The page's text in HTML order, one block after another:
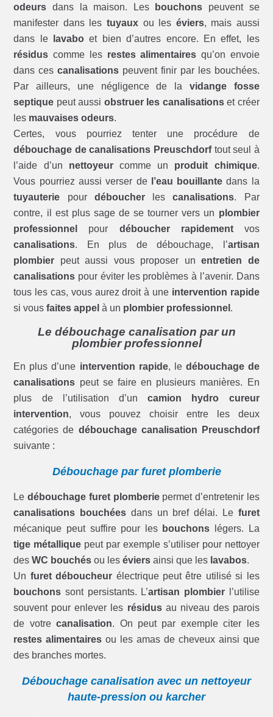
odeurs dans la maison. Les bouchons peuvent se
manifester dans les tuyauxou les éviers, mais aussi
dans le
lavabo et bien d’autres encore. En effet, les
résidus comme les restes alimentaires qu’on envoie
dans cescanalisations peuvent finir par les bouchées.
Par ailleurs, une négligence de la vidange fosse
septique peut aussi obstruer les canalisationset créer
les mauvaises odeurs.
Certes, vous pourriez tenter une procédure de
débouchage de canalisations Preuschdorftout seul à
l’aide d’un nettoyeurcomme un produit chimique.
Vous pourriez aussi verser de
l’eau bouillante dans la
tuyauterie pour déboucherlescanalisations. Par
contre, il est plus sage de se tourner vers un plombier
professionnel
pour déboucher rapidementvos
canalisations. En plus de débouchage, l’artisan
plombier peut aussi vous proposer unentretien de
canalisations pour éviter les problèmes à l’avenir. Dans
tous les cas, vous aurez droit à une intervention rapide
si vousfaites appel à un plombier professionnel .
Le débouchage canalisation par un
plombier professionnel
En plus d’une intervention rapide, le débouchage de
canalisations peut se faire en plusieurs manières. En
plus de l’utilisation d’uncamion hydro cureur
intervention, vous pouvez choisir entre les deux
catégories de débouchage canalisation Preuschdorf
suivante :
Débouchage par furet plomberie
Ledébouchage furet plomberiepermet d’entretenir les
canalisations bouchées dans un bref délai. Le furet
mécanique peut suffire pour les bouchons légers. La
tige métallique peut par exemple s’utiliser pour nettoyer
desWC bouchés ou leséviers ainsi que les lavabos.
Un furet déboucheur électrique peut être utilisé si les
bouchons sont persistants. L’artisan plombierl’utilise
souvent pour enlever les résidusau niveau des parois
de votrecanalisation. On peut par exemple citer les
restes alimentaires ou les amas de cheveux ainsi que
des branches mortes.
Débouchage canalisation avec un nettoyeur
haute-pression ou karcher